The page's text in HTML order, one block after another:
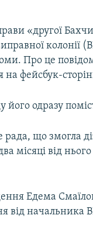
«другої
колонії
Про це
на фейсбук-
його одразу
рада, що змогла
місяці від
Едема
від начальника